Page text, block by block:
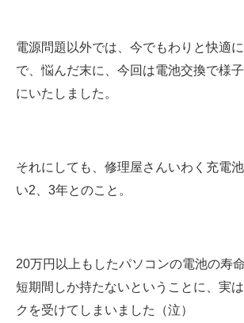
電源問題以外では、今でもわりと快適
で、悩んだ末に、今回は電池交換で様
にいたしました。
それにしても、修理屋さんいわく充電
い2、3年とのこと。
20万円以上もしたパソコンの電池の寿
短期間しか持たないということに、実
クを受けてしまいました（泣）